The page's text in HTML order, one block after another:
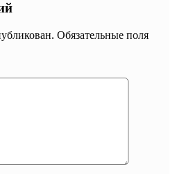
Обязательные поля